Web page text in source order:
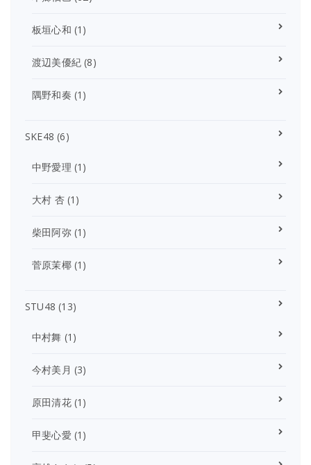
板垣心和 (1)
渡辺美優紀 (8)
隅野和奏 (1)
SKE48 (6)
中野愛理 (1)
大村 杏(1)
柴田阿弥(1)
菅原茉椰(1)
STU48 (13)
中村舞 (1)
今村美月 (3)
原田清花(1)
甲斐心愛 (1)